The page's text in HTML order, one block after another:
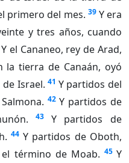
primero del mes. 39 Y era
y tres años, cuando
Y el Cananeo, rey de Arad,
la tierra de Canaán, oyó
Israel. 41 Y partidos del
42 Y partidos de
43
Y partidos de
44 Y partidos de Oboth,
término de Moab. 45 Y